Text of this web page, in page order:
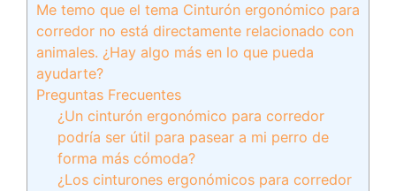
Me temo que el tema Cinturón ergonómico para
corredor no está directamente relacionado con
animales. ¿Hay algo más en lo que pueda
ayudarte?
Preguntas Frecuentes
¿Un cinturón ergonómico para corredor
podría ser útil para pasear a mi perro de
forma más cómoda?
¿Los cinturones ergonómicos para corredor